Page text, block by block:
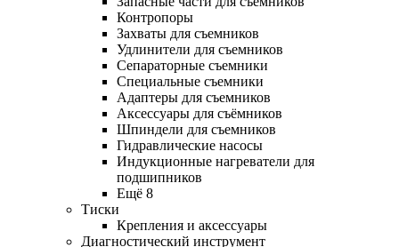
Контропоры
Захваты для съемников
Удлинители для съемников
Сепараторные съемники
Специальные съемники
Адаптеры для съемников
Аксессуары для съёмников
Шпиндели для съемников
Гидравлические насосы
Индукционные нагреватели для
подшипников
Ещё 8
Тиски
Крепления и аксессуары
Диагностический инструмент